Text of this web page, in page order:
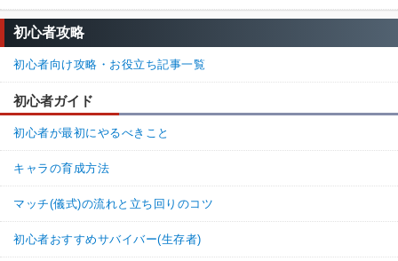
初心者攻略
初心者向け攻略・お役立ち記事一覧
初心者ガイド
初心者が最初にやるべきこと
キャラの育成方法
マッチ(儀式)の流れと立ち回りのコツ
初心者おすすめサバイバー(生存者)